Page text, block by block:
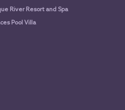
River Resort and Spa
Pool Villa